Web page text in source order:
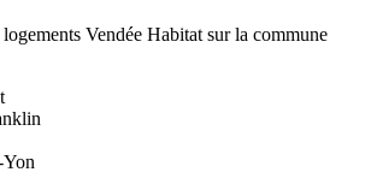
Vendée Habitat sur la commune